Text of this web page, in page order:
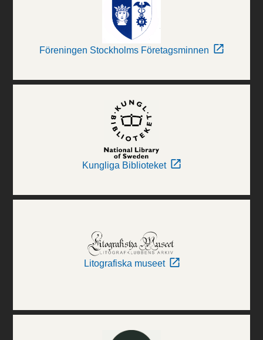
Föreningen Stockholms Företagsminnen
Kungliga Biblioteket
Litografiska museet